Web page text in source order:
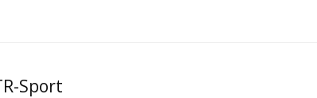
Sport